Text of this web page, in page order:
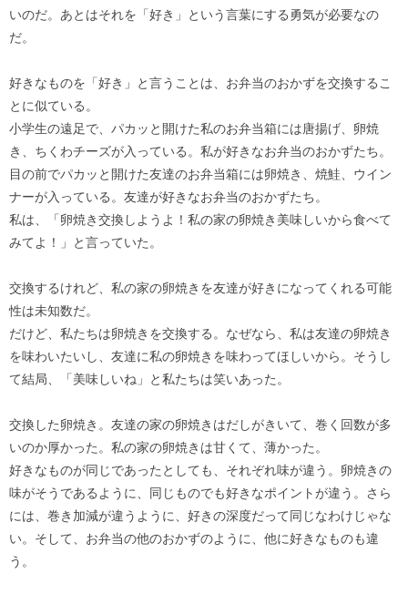
いのだ。あとはそれを「好き」という言葉にする勇気が必要なの
だ。
好きなものを「好き」と言うことは、お弁当のおかずを交換するこ
とに似ている。
小学生の遠足で、パカッと開けた私のお弁当箱には唐揚げ、卵焼
き、ちくわチーズが入っている。私が好きなお弁当のおかずたち。
目の前でパカッと開けた友達のお弁当箱には卵焼き、焼鮭、ウイン
ナーが入っている。友達が好きなお弁当のおかずたち。
私は、「卵焼き交換しようよ！私の家の卵焼き美味しいから食べて
みてよ！」と言っていた。
交換するけれど、私の家の卵焼きを友達が好きになってくれる可能
性は未知数だ。
だけど、私たちは卵焼きを交換する。なぜなら、私は友達の卵焼き
を味わいたいし、友達に私の卵焼きを味わってほしいから。そうし
て結局、「美味しいね」と私たちは笑いあった。
交換した卵焼き。友達の家の卵焼きはだしがきいて、巻く回数が多
いのか厚かった。私の家の卵焼きは甘くて、薄かった。
好きなものが同じであったとしても、それぞれ味が違う。卵焼きの
味がそうであるように、同じものでも好きなポイントが違う。さら
には、巻き加減が違うように、好きの深度だって同じなわけじゃな
い。そして、お弁当の他のおかずのように、他に好きなものも違
う。